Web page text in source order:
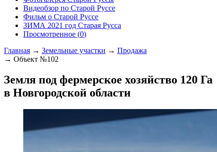
Видеобзор по Старой Руссе
Фильм о Старой Руссе
ЗИМА 2021 год Старая Русса
Просмотренное (0)
Главная → Земельные участки → Продажа
→ Объект №102
Земля под фермерское хозяйство 120 Га
в Новгородской области